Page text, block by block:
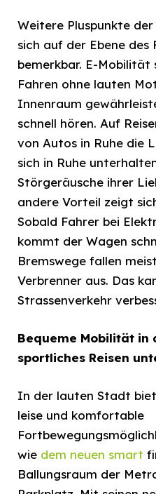
Weitere Pluspunkte
sich auf der Ebene des
bemerkbar. E-
Fahren ohne lauten
Innenraum
schnell hören. Auf
von Autos in Ruhe die
sich in Ruhe
Störgeräusche ihrer
andere Vorteil zeigt
Sobald Fahrer bei
kommt der Wagen
Bremswege fallen
Verbrenner aus. Das
Strassenverkehr
Bequeme Mobilität in
sportliches Reisen
In der lauten Stadt
leise und komfortable
wie dem neuen smart
Ballungsraum der